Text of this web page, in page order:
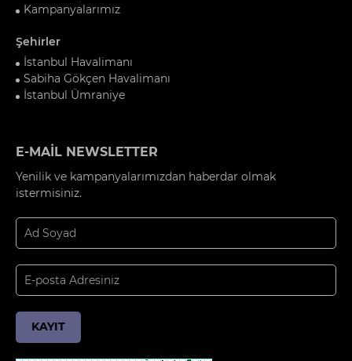
Kampanyalarımız
Şehirler
İstanbul Havalimanı
Sabiha Gökçen Havalimanı
İstanbul Ümraniye
E-MAİL NEWSLETTER
Yenilik ve kampanyalarımızdan haberdar olmak
istermisiniz.
KAYIT